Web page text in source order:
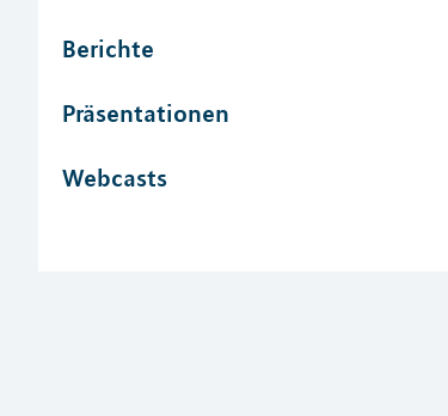
Berichte
Präsentationen
Webcasts